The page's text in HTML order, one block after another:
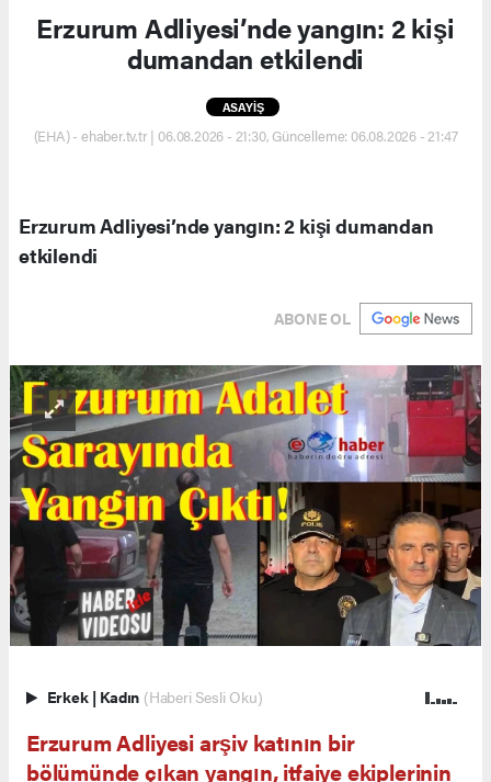
Erzurum Adliyesi’nde yangın: 2 kişi
dumandan etkilendi
ASAYİŞ
(EHA) - ehaber.tv.tr | 06.08.2026 - 21:30, Güncelleme: 06.08.2026 - 21:47
Erzurum Adliyesi’nde yangın: 2 kişi dumandan
etkilendi
ABONE OL
Erkek | Kadın (Haberi Sesli Oku)
Erzurum Adliyesi arşiv katının bir
bölümünde çıkan yangın, itfaiye ekiplerinin